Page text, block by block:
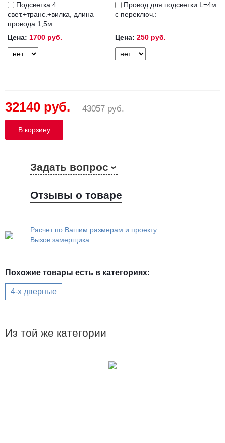
Подсветка 4
свет.+транс.+вилка, длина
провода 1,5м:
Цена: 1700 руб.
Провод для подсветки L=4м
с переключ.:
Цена: 250 руб.
32140 руб. 43057 руб.
Задать вопрос
Отзывы о товаре
Расчет по Вашим размерам и проекту
Вызов замерщика
Похожие товары есть в категориях:
4-х дверные
Из той же категории